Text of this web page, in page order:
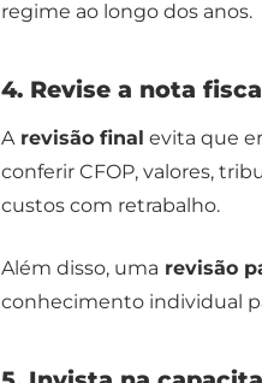
regime ao longo dos anos.
4. Revise a nota
Arevisão final evita que
conferir CFOP, valores,
custos com retrabalho.
Além disso, uma revisão
conhecimento individual